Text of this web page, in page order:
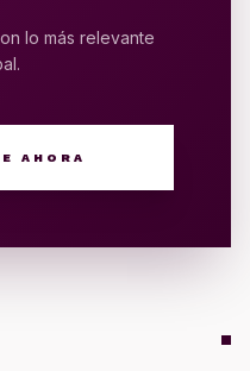
lo más relevante
AHORA